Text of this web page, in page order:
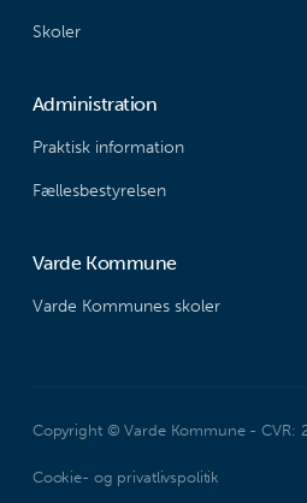
Skoler
Administration
Praktisk information
Fællesbestyrelsen
Varde Kommune
Varde Kommunes skoler
Copyright © Varde Kommune - CVR:
Cookie- og privatlivspolitik